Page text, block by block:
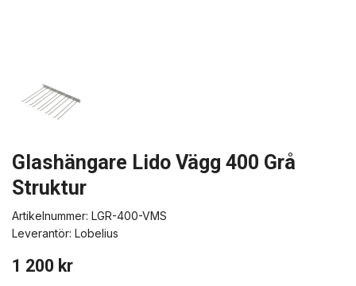
Glashängare Lido Vägg 400 Grå
Struktur
Artikelnummer: LGR-400-VMS
Leverantör: Lobelius
1 200 kr